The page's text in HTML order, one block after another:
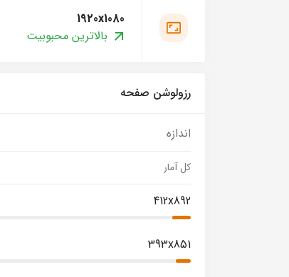
1920x1080
بالاترین محبوبیت
رزولوشن صفحه
اندازه
کل آمار
412x892
393x851